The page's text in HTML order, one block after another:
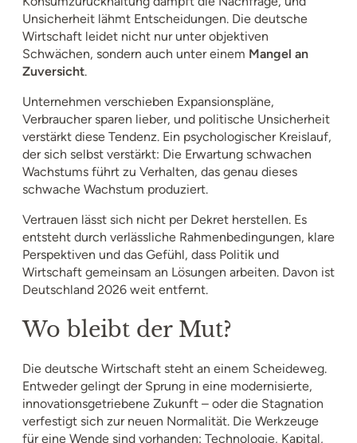
Unsicherheit lähmt Entscheidungen. Die deutsche
Wirtschaft leidet nicht nur unter objektiven
Schwächen, sondern auch unter einem Mangel an
Zuversicht.
Unternehmen verschieben Expansionspläne,
Verbraucher sparen lieber, und politische Unsicherheit
verstärkt diese Tendenz. Ein psychologischer Kreislauf,
der sich selbst verstärkt: Die Erwartung schwachen
Wachstums führt zu Verhalten, das genau dieses
schwache Wachstum produziert.
Vertrauen lässt sich nicht per Dekret herstellen. Es
entsteht durch verlässliche Rahmenbedingungen, klare
Perspektiven und das Gefühl, dass Politik und
Wirtschaft gemeinsam an Lösungen arbeiten. Davon ist
Deutschland 2026 weit entfernt.
Wo bleibt der Mut?
Die deutsche Wirtschaft steht an einem Scheideweg.
Entweder gelingt der Sprung in eine modernisierte,
innovationsgetriebene Zukunft – oder die Stagnation
verfestigt sich zur neuen Normalität. Die Werkzeuge
für eine Wende sind vorhanden: Technologie, Kapital,